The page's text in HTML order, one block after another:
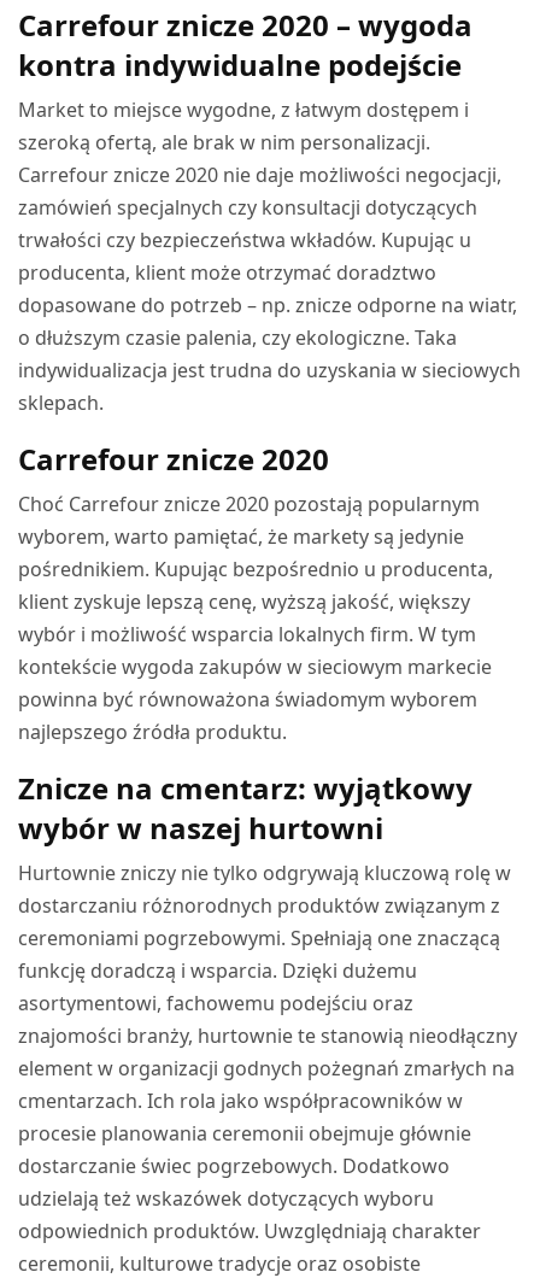
Carrefour znicze 2020 – wygoda
kontra indywidualne podejście
Market to miejsce wygodne, z łatwym dostępem i
szeroką ofertą, ale brak w nim personalizacji.
Carrefour znicze 2020 nie daje możliwości negocjacji,
zamówień specjalnych czy konsultacji dotyczących
trwałości czy bezpieczeństwa wkładów. Kupując u
producenta, klient może otrzymać doradztwo
dopasowane do potrzeb – np. znicze odporne na wiatr,
o dłuższym czasie palenia, czy ekologiczne. Taka
indywidualizacja jest trudna do uzyskania w sieciowych
sklepach.
Carrefour znicze 2020
Choć Carrefour znicze 2020 pozostają popularnym
wyborem, warto pamiętać, że markety są jedynie
pośrednikiem. Kupując bezpośrednio u producenta,
klient zyskuje lepszą cenę, wyższą jakość, większy
wybór i możliwość wsparcia lokalnych firm. W tym
kontekście wygoda zakupów w sieciowym markecie
powinna być równoważona świadomym wyborem
najlepszego źródła produktu.
Znicze na cmentarz: wyjątkowy
wybór w naszej hurtowni
Hurtownie zniczy nie tylko odgrywają kluczową rolę w
dostarczaniu różnorodnych produktów związanym z
ceremoniami pogrzebowymi. Spełniają one znaczącą
funkcję doradczą i wsparcia. Dzięki dużemu
asortymentowi, fachowemu podejściu oraz
znajomości branży, hurtownie te stanowią nieodłączny
element w organizacji godnych pożegnań zmarłych na
cmentarzach. Ich rola jako współpracowników w
procesie planowania ceremonii obejmuje głównie
dostarczanie świec pogrzebowych. Dodatkowo
udzielają też wskazówek dotyczących wyboru
odpowiednich produktów. Uwzględniają charakter
ceremonii, kulturowe tradycje oraz osobiste